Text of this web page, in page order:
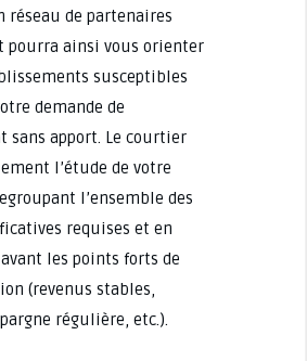
réseau de partenaires
pourra ainsi vous orienter
susceptibles
demande de
sans apport. Le courtier
l’étude de votre
l’ensemble des
requises et en
les points forts de
(revenus stables,
régulière, etc.).